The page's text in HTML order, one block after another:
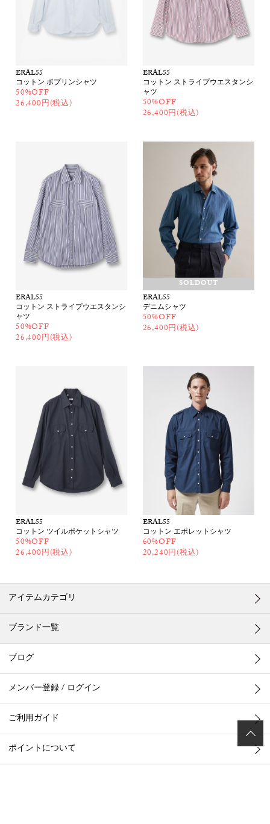
ERAL55
コットン ポプリンシャツ
50%OFF
26,400円(税込)
ERAL55
コットン ストライプウエスタンシ
ャツ
50%OFF
26,400円(税込)
ERAL55
コットン ストライプウエスタンシ
ャツ
50%OFF
26,400円(税込)
SOLDOUT
ERAL55
デニムシャツ
50%OFF
26,400円(税込)
ERAL55
コットン ツイルポケットシャツ
50%OFF
26,400円(税込)
ERAL55
コットン エポレットシャツ
60%OFF
20,240円(税込)
アイテムカテゴリ
ブランド一覧
ブログ
メンバー登録 / ログイン
ご利用ガイド
ポイントについて